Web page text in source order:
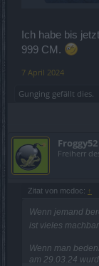
Ich habe bis
999 CM.
7 April 2024
Gunging gefällt dies.
Froggy52
Freiherr
Zitat von mcdoc: ↑
Wenn jemand
ist vieles
Wenn man
am 29.03.24